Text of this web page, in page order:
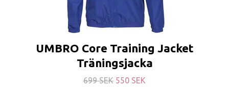
UMBRO Core Training Jacket
Träningsjacka
699 SEK 550 SEK